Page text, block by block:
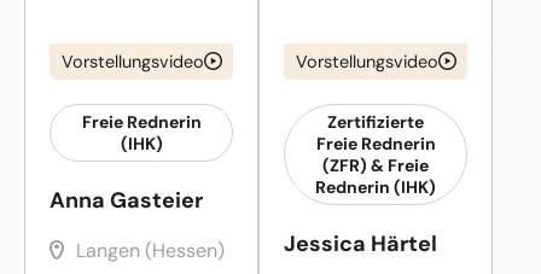
Vorstellungsvideo
Freie Rednerin
(IHK)
Anna Gasteier
Langen (Hessen)
Vorstellungsvideo
Zertifizierte
Freie Rednerin
(ZFR) & Freie
Rednerin (IHK)
Jessica Härtel